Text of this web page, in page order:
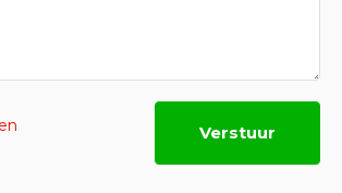
Verstuur